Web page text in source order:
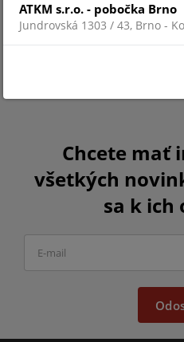
Chcete mať
všetkých
sa k ich
ATKM s.r.o. - pobočka Brno
Jundrovská 1303 / 43, Brno -